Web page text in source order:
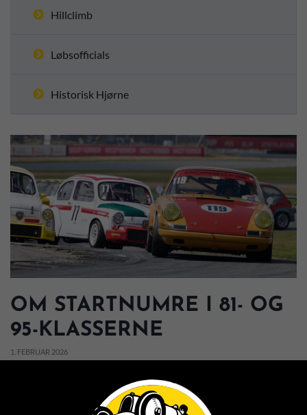
Hillclimb
Løbsofficials
Historisk Hjørne
OM STARTNUMRE I 81- OG
95-KLASSERNE
1. FEBRUAR 2026